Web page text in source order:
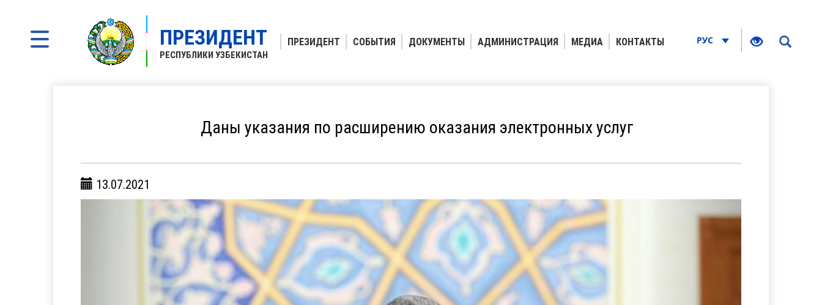
ПРЕЗИДЕНТ
РЕСПУБЛИКИ УЗБЕКИСТАН
ПРЕЗИДЕНТ СОБЫТИЯ ДОКУМЕНТЫ АДМИНИСТРАЦИЯ МЕДИА КОНТАКТЫ РУС
Даны указания по расширению оказания электронных услуг
13.07.2021